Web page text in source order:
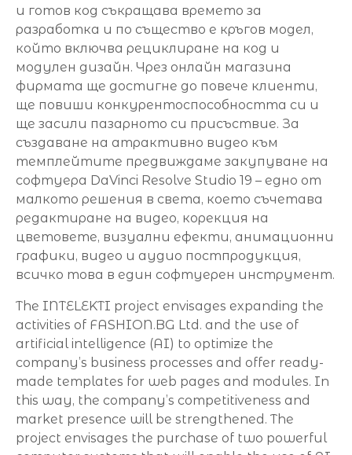
и готов код съкращава времето за
разработка и по същество е кръгов модел,
който включва рециклиране на код и
модулен дизайн. Чрез онлайн магазина
фирмата ще достигне до повече клиенти,
ще повиши конкурентоспособността си и
ще засили пазарното си присъствие. За
създаване на атрактивно видео към
темплейтите предвиждаме закупуване на
софтуера DaVinci Resolve Studio 19 – едно от
малкото решения в света, което съчетава
редактиране на видео, корекция на
цветовете, визуални ефекти, анимационни
графики, видео и аудио постпродукция,
всичко това в един софтуерен инструмент.
The INTELEKTI project envisages expanding the
activities of FASHION.BG Ltd. and the use of
artificial intelligence (AI) to optimize the
company’s business processes and offer ready-
made templates for web pages and modules. In
this way, the company’s competitiveness and
market presence will be strengthened. The
project envisages the purchase of two powerful